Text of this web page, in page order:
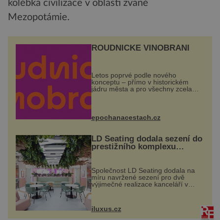
kolébka civilizace v oblasti zvané
Mezopotámie.
ROUDNICKÉ VINOBRANÍ
Letos poprvé podle nového
konceptu – přímo v historickém
jádru města a pro všechny zcela
zdarma. Hlavní program se
náměstí. Návštěvníci se mohou těšit
na víno, burčák, pes...
epochanacestach.cz
LD Seating dodala sezení do
prestižního komplexu
MediaCityUK v Salfordu
Společnost LD Seating dodala na
míru navržené sezení pro dvě
výjimečné realizace kanceláří v
areálu MediaCityUK v anglickém
Tower a Orange Tower. Komplex
budov Media...
iluxus.cz